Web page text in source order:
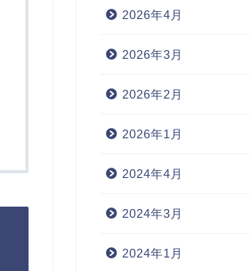
2026年4月
2026年3月
2026年2月
2026年1月
2024年4月
2024年3月
2024年1月